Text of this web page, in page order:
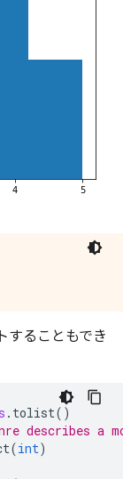
することもでき
. tolist()
describes a
(int)